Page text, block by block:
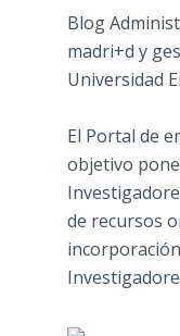
Blog
madri+d y
Universidad
El Portal de
objetivo
de recursos